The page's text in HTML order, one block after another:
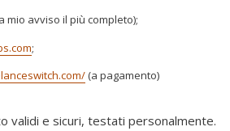
mio avviso il più completo);
;
(a pagamento)
validi e sicuri, testati personalmente.